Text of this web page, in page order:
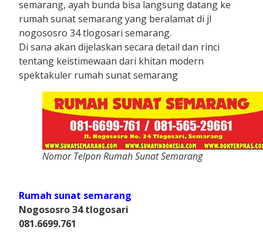
semarang, ayah bunda bisa langsung datang ke
rumah sunat semarang yang beralamat di jl
nogososro 34 tlogosari semarang.
Di sana akan dijelaskan secara detail dan rinci
tentang keistimewaan dari khitan modern
spektakuler rumah sunat semarang
Nomor Telpon Rumah Sunat Semarang
Rumah sunat semarang
Nogososro 34 tlogosari
081.6699.761